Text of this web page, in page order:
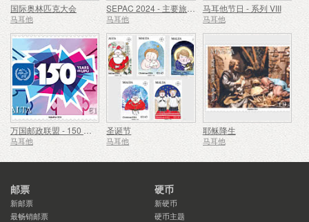
国际奥林匹克大会
马耳他
SEPAC 2024 - 主要旅游景点
马耳他
马耳他节日 - 系列 VIII
马耳他
万国邮政联盟 - 150 周年
马耳他
圣诞节
马耳他
耶稣降生
马耳他
邮票
新邮票
最畅销邮票
硬币
新硬币
硬币主题